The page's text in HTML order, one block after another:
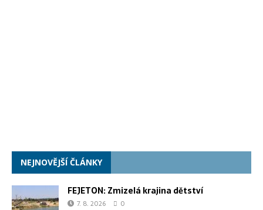
NEJNOVĚJŠÍ ČLÁNKY
FEJETON: Zmizelá krajina dětství
7. 8. 2026 0